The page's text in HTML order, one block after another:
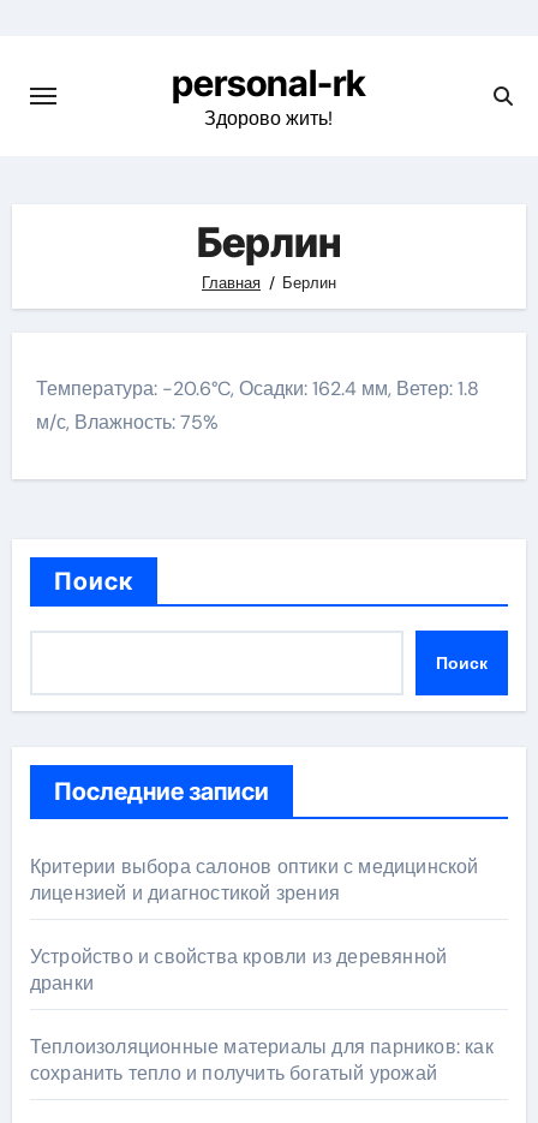
содержимому
personal-rk
Здорово жить!
Берлин
Главная Берлин
Температура: -20.6°C, Осадки: 162.4 мм, Ветер: 1.8
м/с, Влажность: 75%
Поиск
Поиск
Последние записи
Критерии выбора салонов оптики с медицинской
лицензией и диагностикой зрения
Устройство и свойства кровли из деревянной
дранки
Теплоизоляционные материалы для парников: как
сохранить тепло и получить богатый урожай